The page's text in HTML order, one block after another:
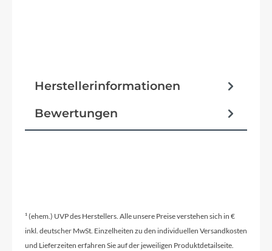
Herstellerinformationen
Bewertungen
¹ (ehem.) UVP des Herstellers. Alle unsere Preise verstehen sich in €
inkl. deutscher MwSt. Einzelheiten zu den individuellen Versandkosten
und Lieferzeiten erfahren Sie auf der jeweiligen Produktdetailseite.